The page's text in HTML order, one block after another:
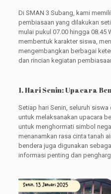
Di SMAN 3 Subang, kami
pembiasaan yang dilakukan
mulai pukul 07.00 hingga 08.45
membentuk karakter siswa,
mengembangkan berbagai
dan rincian kegiatan
1. Hari Senin: Upacara
Setiap hari Senin, seluruh
untuk melaksanakan upacara
untuk menghormati simbol
menanamkan rasa cinta tanah
bendera juga digunakan
informasi penting dan